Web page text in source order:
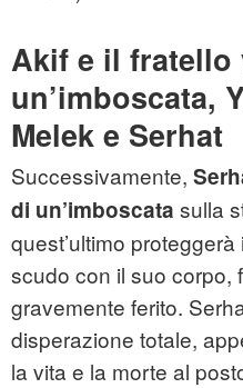
Akif e il fratello
un’imboscata,
Melek e Serhat
Successivamente,
di un’imboscata sulla
quest’ultimo
scudo con il suo corpo,
gravemente ferito.
disperazione totale,
la vita e la morte al